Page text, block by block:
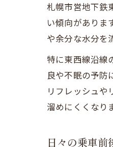
札幌市営地下鉄
い傾向がありま
や余分な水分を
特に東西線沿線
良や不眠の予防
リフレッシュや
溜めにくくなり
日々の乗車前